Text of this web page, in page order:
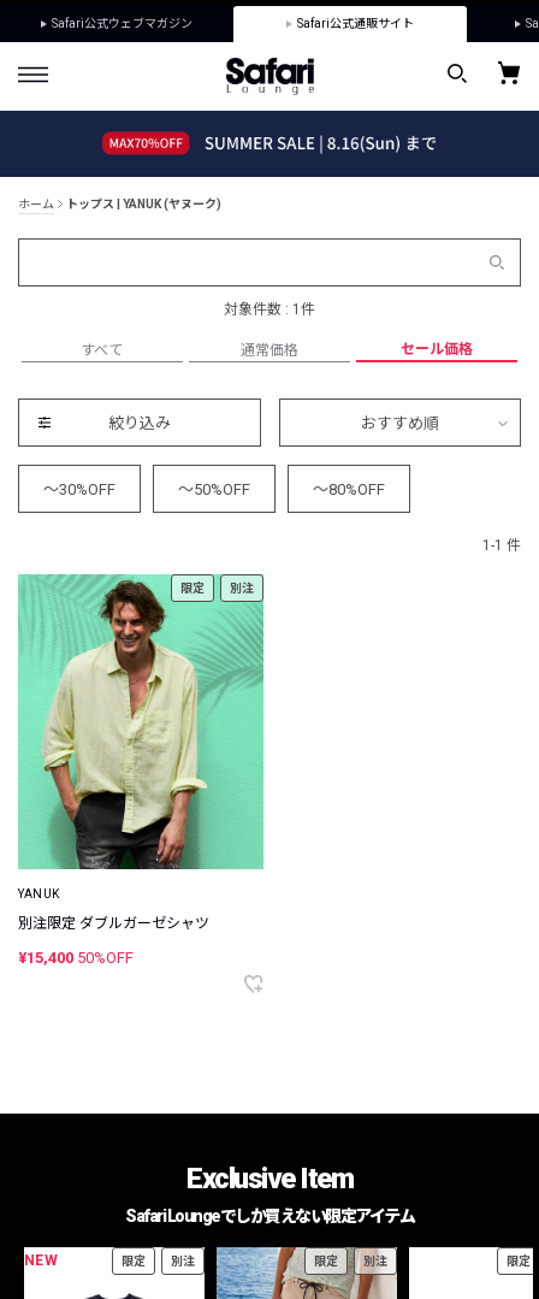
Safari公式ウェブマガジン Safari公式通販サイト
ホーム トップス | YANUK (ヤヌーク)
対象件数 : 1件
すべて 通常価格 セール価格
絞り込み おすすめ順
～30%OFF ～50%OFF ～80%OFF
1-1 件
限定 別注
YANUK
別注限定 ダブルガーゼシャツ
¥15,400 50%OFF
Exclusive Item
Safari Loungeでしか買えない限定アイテム
NEW 限定 別注 限定 別注 限定